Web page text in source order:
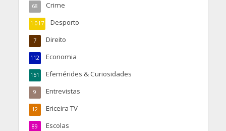
Crime
68
Desporto
1.017
Direito
7
Economia
112
Efemérides & Curiosidades
151
Entrevistas
9
Ericeira TV
12
Escolas
89